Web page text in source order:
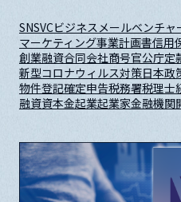
SNSVCビジネスメールベンチャ
マーケティング事業計画書信用
創業融資合同会社商号官公庁定
新型コロナウィルス対策日本政
物件登記確定申告税務署税理士
融資資本金起業起業家金融機関